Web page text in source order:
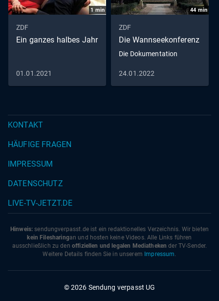
1 min
ZDF
Ein ganzes halbes Jahr
01.01.2021
44 min
ZDF
Die Wannseekonferenz
Die Dokumentation
24.01.2022
KONTAKT
HÄUFIGE FRAGEN
IMPRESSUM
DATENSCHUTZ
LIVE-TV-JETZT.DE
Hinweis: sendungverpasst.de ist ein redaktionelles Verzeichnis. Wir bieten
kein Filesharingan und hosten keine Videos. Alle Links führen
ausschließlich zu den offiziellen und legalen Mediatheken der TV-Sender.
Weitere Details finden Sie in unserem Impressum.
© 2026 Sendung verpasst UG